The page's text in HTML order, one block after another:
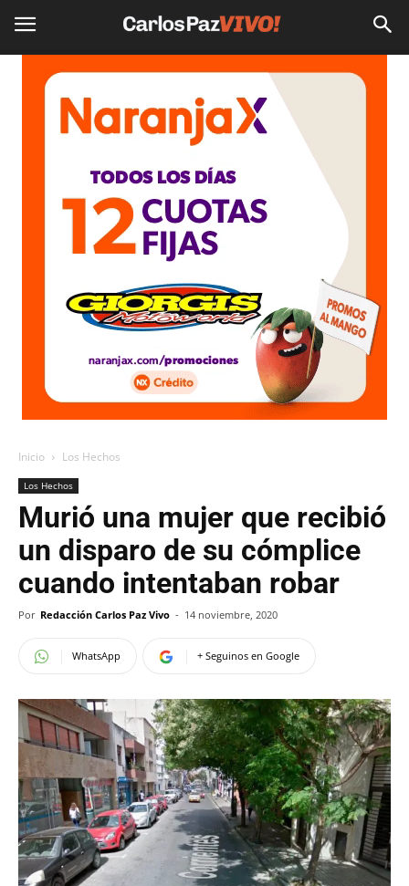
Inicio Los Hechos
Los Hechos
Murió una mujer que recibió
un disparo de su cómplice
cuando intentaban robar
Por Redacción Carlos Paz Vivo - 14 noviembre, 2020
WhatsApp + Seguinos en Google